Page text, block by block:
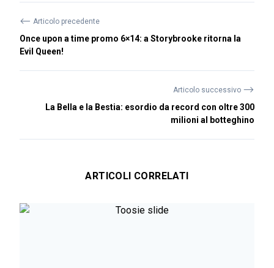
⟵ Articolo precedente
Once upon a time promo 6×14: a Storybrooke ritorna la
Evil Queen!
Articolo successivo ⟶
La Bella e la Bestia: esordio da record con oltre 300
milioni al botteghino
ARTICOLI CORRELATI